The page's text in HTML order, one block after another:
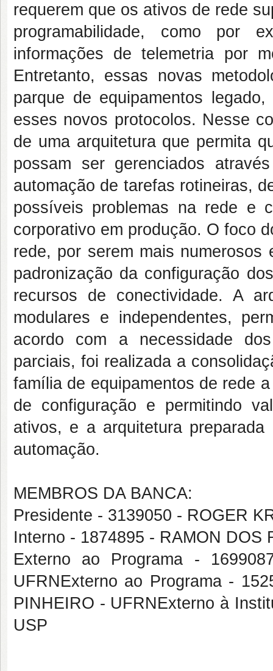
requerem que os ativos de rede
programabilidade, como por
informações de telemetria por
Entretanto, essas novas
parque de equipamentos
esses novos protocolos. Nesse
de uma arquitetura que permita
possam ser gerenciados
automação de tarefas rotineiras,
possíveis problemas na rede e
corporativo em produção. O foco
rede, por serem mais numerosos
padronização da configuração
recursos de conectividade. A
modulares e independentes,
acordo com a necessidade
parciais, foi realizada a
família de equipamentos de rede
de configuração e permitindo
ativos, e a arquitetura
automação.
MEMBROS DA BANCA:
Presidente - 3139050 - ROGER
Interno - 1874895 - RAMON DOS
Externo ao Programa -
UFRNExterno ao Programa -
PINHEIRO - UFRNExterno à
USP